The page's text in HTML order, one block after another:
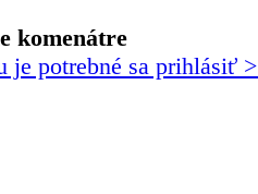
komenátre
je potrebné sa prihlásiť